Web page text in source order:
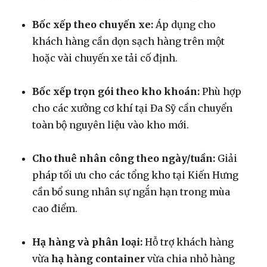
Bốc xếp theo chuyến xe: Áp dụng cho
khách hàng cần dọn sạch hàng trên một
hoặc vài chuyến xe tải cố định.
Bốc xếp trọn gói theo kho khoán: Phù hợp
cho các xưởng cơ khí tại Đa Sỹ cần chuyển
toàn bộ nguyên liệu vào kho mới.
Cho thuê nhân công theo ngày/tuần: Giải
pháp tối ưu cho các tổng kho tại Kiến Hưng
cần bổ sung nhân sự ngắn hạn trong mùa
cao điểm.
Hạ hàng và phân loại: Hỗ trợ khách hàng
vừahạ hàng container vừa chia nhỏ hàng